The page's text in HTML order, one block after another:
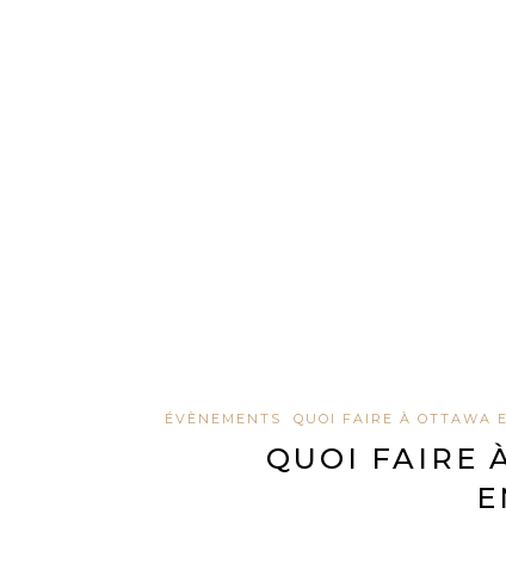
ÉVÈNEMENTS QUOI FAIRE À OTTAWA
QUOI FAIRE